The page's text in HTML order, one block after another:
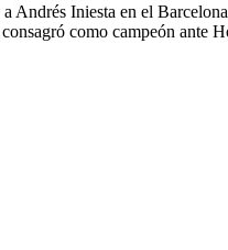
Andrés Iniesta en el
como campeón ante